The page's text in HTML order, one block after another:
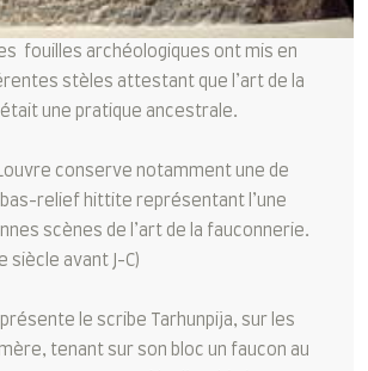
fouilles archéologiques ont mis en
stèles attestant que l’art de la
une pratique ancestrale.
conserve notamment une de
relief hittite représentant l’une
scènes de l’art de la fauconnerie.
siècle avant J-C)
le scribe Tarhunpija, sur les
tenant sur son bloc un faucon au